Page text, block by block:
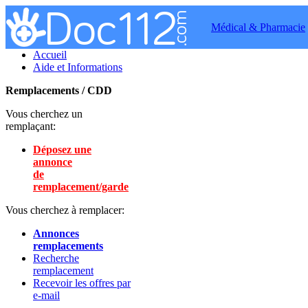
Médical & Pharmacie
Accueil
Aide et Informations
Remplacements / CDD
Vous cherchez un
remplaçant:
Déposez une
annonce
de
remplacement/garde
Vous cherchez à remplacer:
Annonces
remplacements
Recherche
remplacement
Recevoir les offres par
e-mail